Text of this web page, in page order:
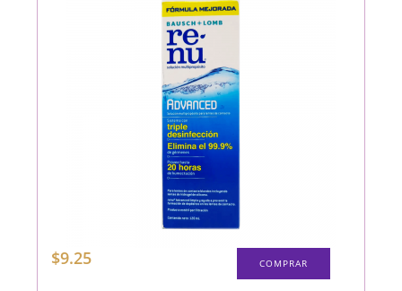
$9.25 COMPRAR